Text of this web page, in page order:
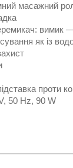
масажний
як із
проти
50 Hz, 90 W